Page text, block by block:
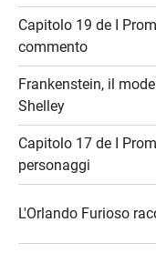
​Capitolo 19 de I
commento
Frankenstein, il
Shelley
Capitolo 17 de I
personaggi
L'Orlando Furioso